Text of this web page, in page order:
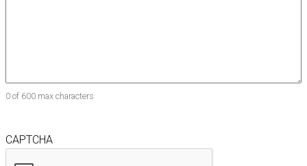
0 of 600 max characters
CAPTCHA